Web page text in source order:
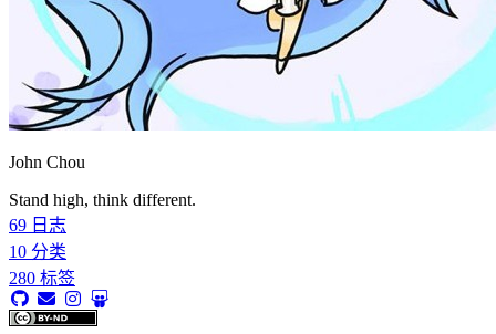
John Chou
Stand high, think different.
69 日志
10 分类
280 标签